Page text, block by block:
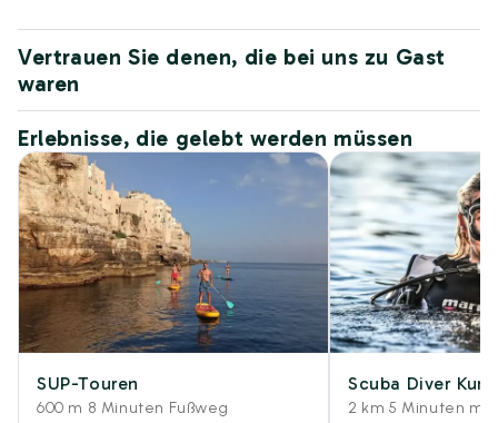
Vertrauen Sie denen, die bei uns zu Gast
waren
Erlebnisse, die gelebt werden müssen
SUP-Touren
600 m 8 Minuten Fußweg
Scuba Diver Kurs
2 km 5 Minuten